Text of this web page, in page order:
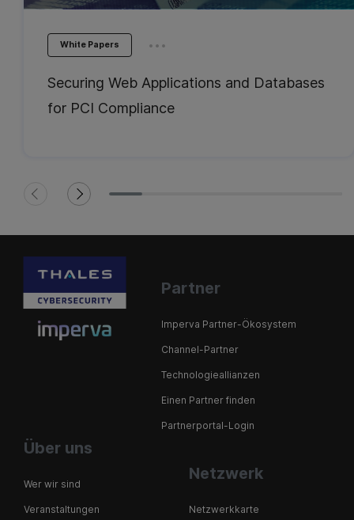
White Papers ...
Securing Web Applications and Databases
for PCI Compliance
Partner
Imperva Partner-Ökosystem
Channel-Partner
Technologieallianzen
Einen Partner finden
Partnerportal-Login
Über uns
Wer wir sind
Veranstaltungen
Netzwerk
Netzwerkkarte